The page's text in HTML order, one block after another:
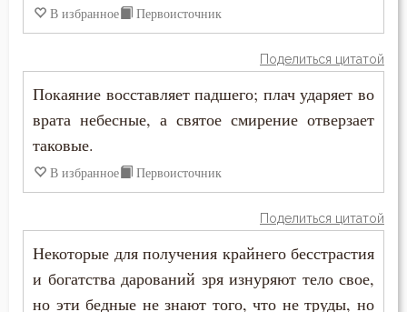
Смирение
Снисхождение
Совершенство
Сокрушение
Сомнение
В избранное Первоисточник
Поделиться цитатой
Покаяние восставляет падшего; плач ударяет во
врата небесные, а святое смирение отверзает
таковые.
В избранное Первоисточник
Поделиться цитатой
Некоторые для получения крайнего бесстрастия
и богатства дарований зря изнуряют тело свое,
но эти бедные не знают того, что не труды, но